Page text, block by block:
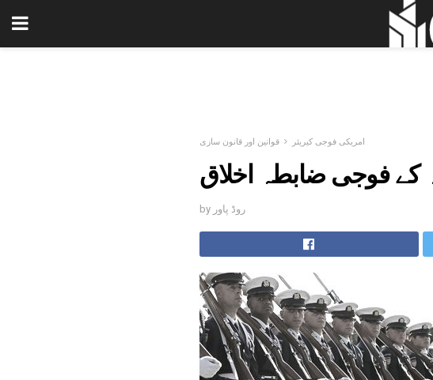
امریکی فوجی کیریئر قوانین اور قانون سازی
کے فوجی ضابطہ اخلاق
by روڈ پاور